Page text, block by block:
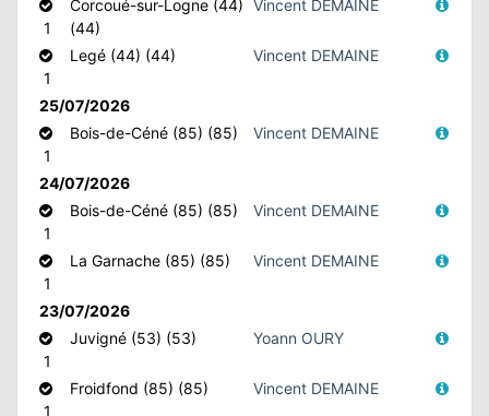
1
Corcoué-sur-Logne (44)
(44)
Vincent DEMAINE
1
Legé (44) (44) Vincent DEMAINE
25/07/2026
1
Bois-de-Céné (85) (85) Vincent DEMAINE
24/07/2026
1
Bois-de-Céné (85) (85) Vincent DEMAINE
1
La Garnache (85) (85) Vincent DEMAINE
23/07/2026
1
Juvigné (53) (53) Yoann OURY
1
Froidfond (85) (85) Vincent DEMAINE